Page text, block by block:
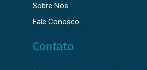
Sobre Nós
Fale Conosco
Contato